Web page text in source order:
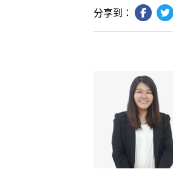
分享到：